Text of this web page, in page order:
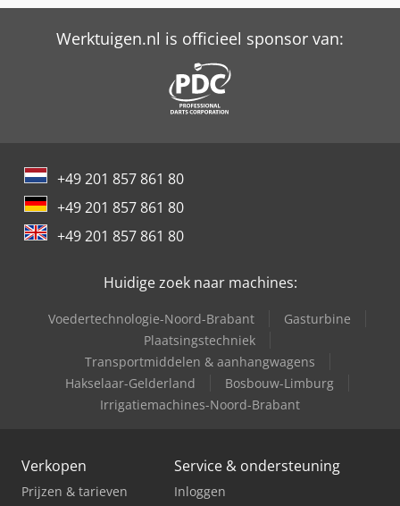
Werktuigen.nl is officieel sponsor van:
+49 201 857 861 80
+49 201 857 861 80
+49 201 857 861 80
Huidige zoek naar machines:
Voedertechnologie-Noord-Brabant
Gasturbine
Plaatsingstechniek
Transportmiddelen & aanhangwagens
Hakselaar-Gelderland
Bosbouw-Limburg
Irrigatiemachines-Noord-Brabant
Verkopen
Prijzen & tarieven
Service & ondersteuning
Inloggen